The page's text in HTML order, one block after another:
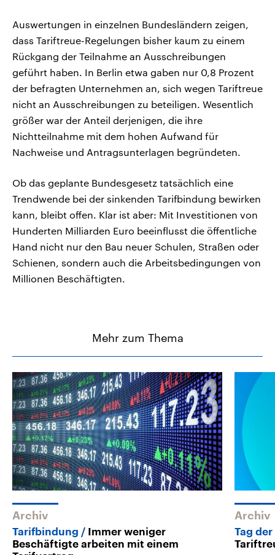
Auswertungen in einzelnen Bundesländern zeigen,
dass Tariftreue-Regelungen bisher kaum zu einem
Rückgang der Teilnahme an Ausschreibungen
geführt haben. In Berlin etwa gaben nur 0,8 Prozent
der befragten Unternehmen an, sich wegen Tariftreue
nicht an Ausschreibungen zu beteiligen. Wesentlich
größer war der Anteil derjenigen, die ihre
Nichtteilnahme mit dem hohen Aufwand für
Nachweise und Antragsunterlagen begründeten.
Ob das geplante Bundesgesetz tatsächlich eine
Trendwende bei der sinkenden Tarifbindung bewirken
kann, bleibt offen. Klar ist aber: Mit Investitionen von
Hunderten Milliarden Euro beeinflusst die öffentliche
Hand nicht nur den Bau neuer Schulen, Straßen oder
Schienen, sondern auch die Arbeitsbedingungen von
Millionen Beschäftigten.
Mehr zum Thema
Archiv
Tarifbindung
Immer weniger
Beschäftigte arbeiten mit einem
Archiv
Tag